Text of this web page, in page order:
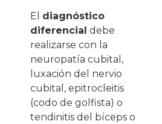
El diagnóstico
diferencial debe
realizarse con la
neuropatía cubital,
luxación del nervio
cubital, epitrocleitis
(codo de golfista) o
tendinitis del bíceps o